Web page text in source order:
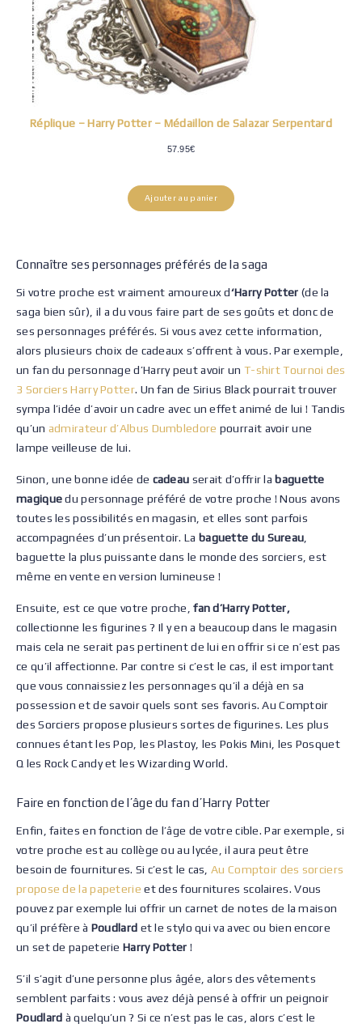
Réplique – Harry Potter – Médaillon de Salazar Serpentard
57.95€
Ajouter au panier
Connaître ses personnages préférés de la saga
Si votre proche est vraiment amoureux d‘Harry Potter (de la
saga bien sûr), il a du vous faire part de ses goûts et donc de
ses personnages préférés. Si vous avez cette information,
alors plusieurs choix de cadeaux s’offrent à vous. Par exemple,
un fan du personnage d’Harry peut avoir un T-shirt Tournoi des
3 Sorciers Harry Potter. Un fan de Sirius Black pourrait trouver
sympa l’idée d’avoir un cadre avec un effet animé de lui ! Tandis
qu’un admirateur d’Albus Dumbledore pourrait avoir une
lampe veilleuse de lui.
Sinon, une bonne idée de cadeau serait d’offrir labaguette
magiquedu personnage préféré de votre proche ! Nous avons
toutes les possibilités en magasin, et elles sont parfois
accompagnées d’un présentoir. La baguette du Sureau
baguette la plus puissante dans le monde des sorciers, est
même en vente en version lumineuse !
Ensuite, est ce que votre proche, fan d’Harry Potter,
collectionne les figurines ? Il y en a beaucoup dans le magasin
mais cela ne serait pas pertinent de lui en offrir si ce n’est pas
ce qu’il affectionne. Par contre si c’est le cas, il est important
que vous connaissiez les personnages qu’il a déjà en sa
possession et de savoir quels sont ses favoris. Au Comptoir
des Sorciers propose plusieurs sortes de figurines. Les plus
connues étant les Pop, les Plastoy, les Pokis Mini, les Posquet
Q les Rock Candy et les Wizarding World.
Faire en fonction de l’âge du fan d’Harry Potter
Enfin, faites en fonction de l’âge de votre cible. Par exemple, si
votre proche est au collège ou au lycée, il aura peut être
besoin de fournitures. Si c’est le cas,Au Comptoir des sorciers
propose de la papeterie et des fournitures scolaires. Vous
pouvez par exemple lui offrir un carnet de notes de la maison
qu’il préfère à Poudlard et le stylo qui va avec ou bien encore
un set de papeterie Harry Potter !
S’il s’agit d’une personne plus âgée, alors des vêtements
semblent parfaits : vous avez déjà pensé à offrir un peignoir
Poudlard à quelqu’un ? Si ce n’est pas le cas, alors c’est le